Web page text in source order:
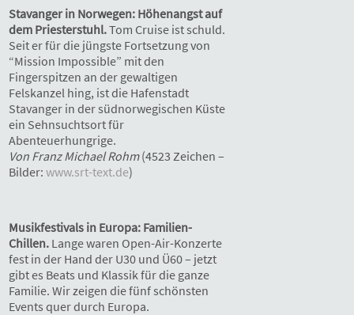
Stavanger in Norwegen: Höhenangst auf
dem Priesterstuhl.Tom Cruise ist schuld.
Seit er für die jüngste Fortsetzung von
“Mission Impossible” mit den
Fingerspitzen an der gewaltigen
Felskanzel hing, ist die Hafenstadt
Stavanger in der südnorwegischen Küste
ein Sehnsuchtsort für
Abenteuerhungrige.
Von Franz Michael Rohm(4523 Zeichen –
Bilder: www.srt-text.de)
Musikfestivals in Europa: Familien-
Chillen. Lange waren Open-Air-Konzerte
fest in der Hand der U30 und Ü60 – jetzt
gibt es Beats und Klassik für die ganze
Familie. Wir zeigen die fünf schönsten
Events quer durch Europa.